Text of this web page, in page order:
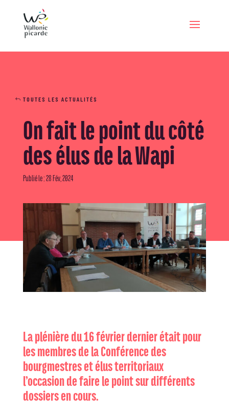
TOUTES LES ACTUALITÉS
On fait le point du côté
des élus de la Wapi
Publié le : 28 Fév, 2024
La plénière du 16 février dernier était pour
les membres de la Conférence des
bourgmestres et élus territoriaux
l’occasion de faire le point sur différents
dossiers en cours.